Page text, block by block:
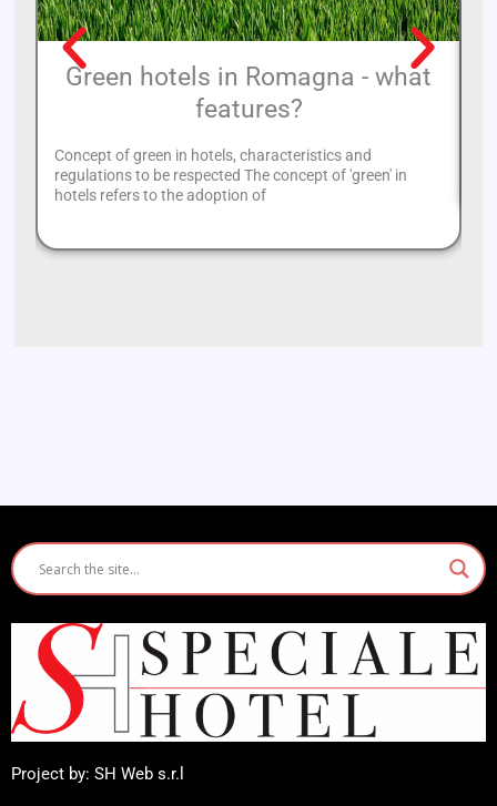
Green hotels in Romagna - what
features?
Concept of green in hotels, characteristics and
regulations to be respected The concept of 'green' in
hotels refers to the adoption of
Project by: SH Web s.r.l